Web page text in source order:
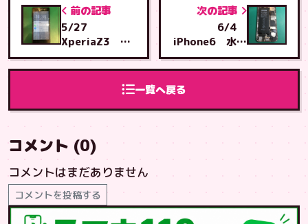
前の記事
5/27
XperiaZ3 画
面交換 泡瀬店
へご来店
一覧へ戻る
次の記事
6/4
iPhone6 水没
修理 イオンモ
ール鹿児島店へ
コメント (0)
コメントはまだありません
コメントを投稿する